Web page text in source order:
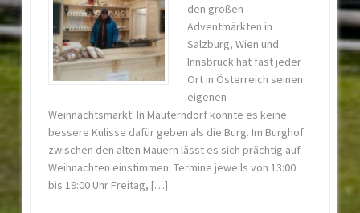
den großen
Adventmärkten in
Salzburg, Wien und
Innsbruck hat fast jeder
Ort in Österreich seinen
eigenen
Weihnachtsmarkt. In Mauterndorf könnte es keine
bessere Kulisse dafür geben als die Burg. Im Burghof
zwischen den alten Mauern lässt es sich prächtig auf
Weihnachten einstimmen. Termine jeweils von 13:00
bis 19:00 Uhr Freitag, […]